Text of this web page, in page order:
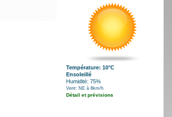
Température: 10°C
Ensoleillé
Humidité: 75%
Vent: NE à 8km/h
Détail et prévisions